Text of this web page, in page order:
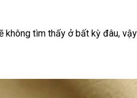
tìm thấy ở bất kỳ đâu,